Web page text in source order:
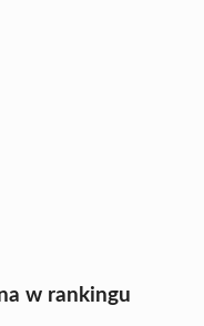
w rankingu